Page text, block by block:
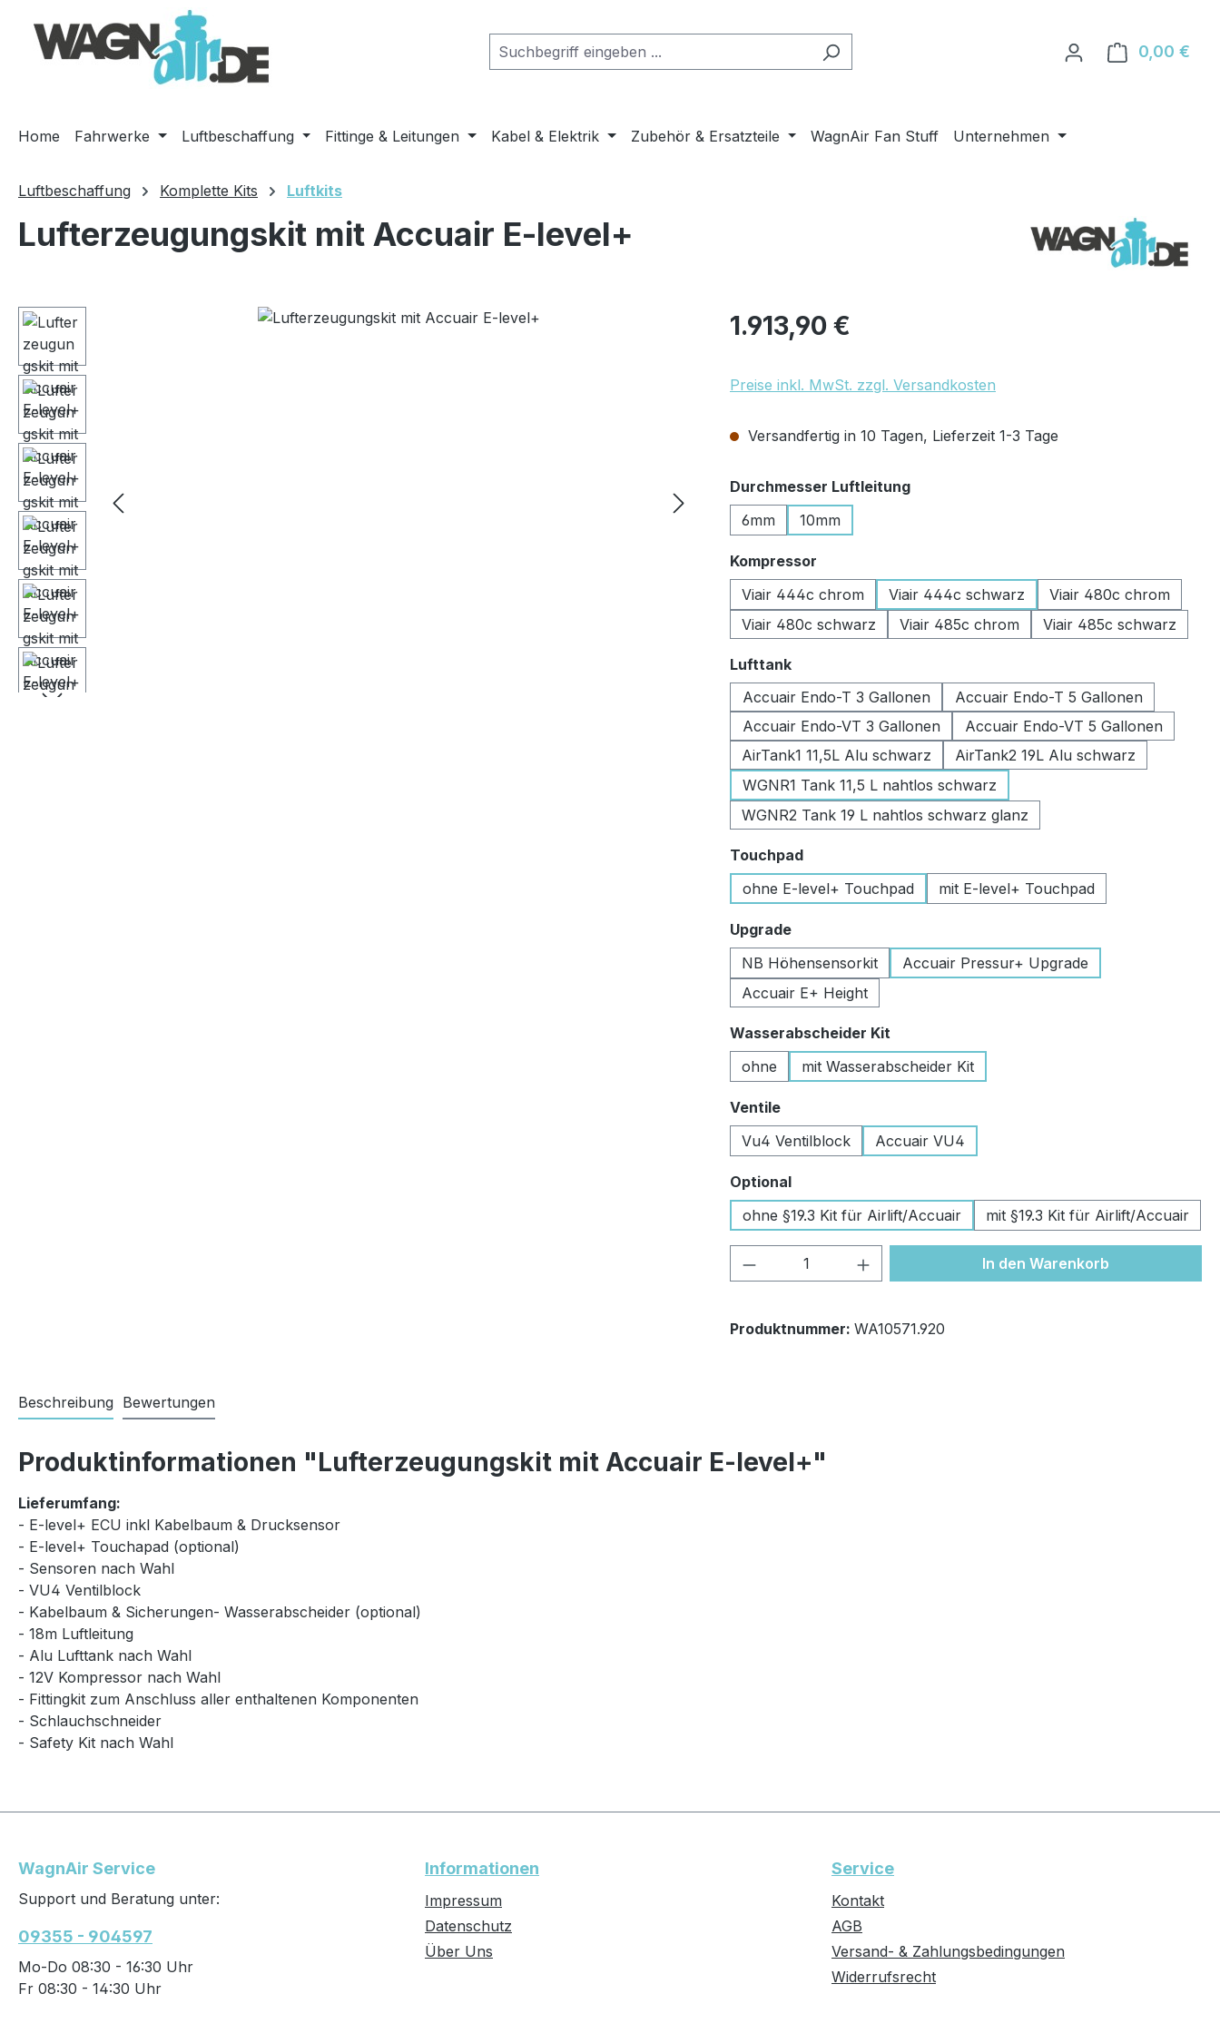
Hauptinhalt springen
Zur Suche springen
Zur Hauptnavigation springen
0,00 €
Home Fahrwerke Luftbeschaffung Fittinge & Leitungen Kabel & Elektrik Zubehör & Ersatzteile WagnAir Fan Stuff Unternehmen
Luftbeschaffung Komplette Kits Luftkits
Lufterzeugungskit mit Accuair E-level+
Bildergalerie überspringen Regulärer Preis:
1.913,90 €
Preise inkl. MwSt. zzgl. Versandkosten
Versandfertig in 10 Tagen, Lieferzeit 1-3 Tage
Durchmesser Luftleitungauswählen
6mm
10mm
Kompressor
Viair 444c chrom
Viair 444c schwarz
Viair 480c chrom
Viair 480c schwarz
Viair 485c chrom Viair 485c schwarz
Lufttankauswählen
Accuair Endo-T 3 Gallonen
Accuair Endo-T 5 Gallonen
Accuair Endo-VT 3 Gallonen
Accuair Endo-VT 5 Gallonen
AirTank1 11,5L Alu schwarz
AirTank2 19L Alu schwarz
WGNR1 Tank 11,5 L nahtlos schwarz
WGNR2 Tank 19 L nahtlos schwarz glanz
Touchpadauswählen
ohne E-level+ Touchpad
mit E-level+ Touchpad
Upgradeauswählen
NB Höhensensorkit
Accuair Pressur+ Upgrade
Accuair E+ Height
Wasserabscheider Kit
ohne
mit Wasserabscheider Kit
Ventileauswählen
Vu4 Ventilblock
Accuair VU4
Optionalauswählen
ohne §19.3 Kit für Airlift/Accuair
mit §19.3 Kit für Airlift/Accuair
Produkt Anzahl: Gib den gewünschten Wert
In den Warenkorb
Produktnummer: WA10571.920
Beschreibung Bewertungen
Produktinformationen "Lufterzeugungskit mit Accuair E-level+"
Lieferumfang:
- E-level+ ECU inkl Kabelbaum & Drucksensor
- E-level+ Touchapad (optional)
- Sensoren nach Wahl
- VU4 Ventilblock
- Kabelbaum & Sicherungen- Wasserabscheider (optional)
- 18m Luftleitung
- Alu Lufttank nach Wahl
- 12V Kompressor nach Wahl
- Fittingkit zum Anschluss aller enthaltenen Komponenten
- Schlauchschneider
- Safety Kit nach Wahl
WagnAir Service
Support und Beratung unter:
09355 - 904597
Mo-Do 08:30 - 16:30 Uhr
Fr 08:30 - 14:30 Uhr
Informationen
Impressum
Datenschutz
Über Uns
Service
Kontakt
AGB
Versand- & Zahlungsbedingungen
Widerrufsrecht